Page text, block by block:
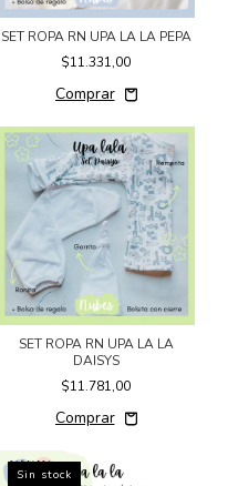
SET ROPA RN UPA LA LA PEPA
$11.331,00
SET ROPA RN UPA LA LA
DAISYS
$11.781,00
Sin stock